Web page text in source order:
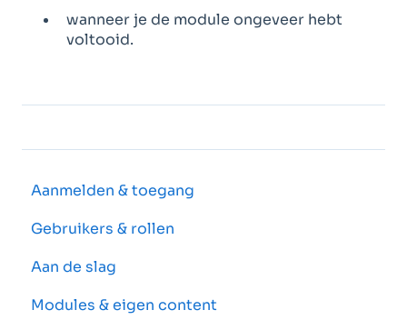
wanneer je de module ongeveer hebt
voltooid.
Aanmelden & toegang
Gebruikers & rollen
Aan de slag
Modules & eigen content